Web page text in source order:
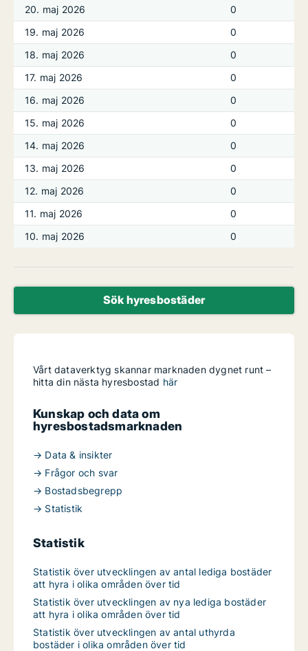
20. maj 2026
0
19. maj 2026
0
18. maj 2026
0
17. maj 2026
0
16. maj 2026
0
15. maj 2026
0
14. maj 2026
0
13. maj 2026
0
12. maj 2026
0
11. maj 2026
0
10. maj 2026
0
Sök hyresbostäder
Vårt dataverktyg skannar marknaden dygnet runt –
hitta din nästa hyresbostad här
Kunskap och data om
hyresbostadsmarknaden
→ Data & insikter
→ Frågor och svar
→ Bostadsbegrepp
→ Statistik
Statistik
Statistik över utvecklingen av antal lediga bostäder
att hyra i olika områden över tid
Statistik över utvecklingen av nya lediga bostäder
att hyra i olika områden över tid
Statistik över utvecklingen av antal uthyrda
bostäder i olika områden över tid